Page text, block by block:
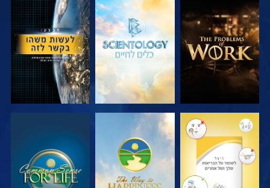
בדוק את הסדרה בדוק את הסדרה צפה
צפה צפה צפה